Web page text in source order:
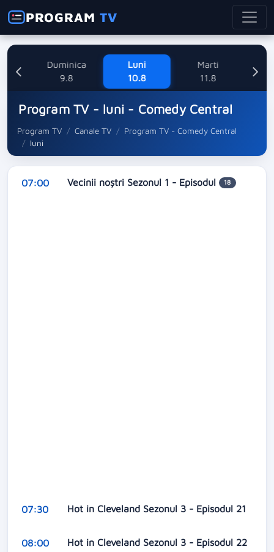
PROGRAMTV
Duminica
9.8
Luni
10.8
Marti
11.8
Program TV - luni - Comedy Central
Program TV Canale TV
Program TV - Comedy Central
luni
07:00 Vecinii noștri Sezonul 1 - Episodul 18
07:30 Hot in Cleveland Sezonul 3 - Episodul 21
08:00 Hot in Cleveland Sezonul 3 - Episodul 22